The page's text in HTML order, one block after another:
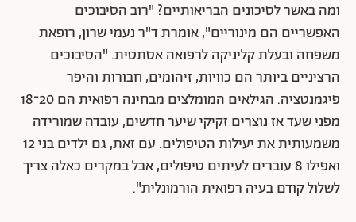
ומה באשר לסיכונים הבריאותיים? "רוב הסיבוכים
האפשריים הם מינוריים", אומרת ד"ר נעמי שרון, רופאת
משפחה ובעלת קליניקה לרפואה אסתטית. "הסיבוכים
הרציניים ביותר הם כוויות, זיהומים, חבורות והיפר
פיגמנטציה. הגילאים המומלצים מבחינה רפואית הם 20־18
מפני שעד אז נוצרים זקיקי שיער חדשים, עובדה שמורידה
משמעותית את יעילות הטיפולים. עם זאת, גם ילדים בני 12
ואפילו 8 עוברים לעיתים טיפולים, אבל במקרים כאלה צריך
לשלול קודם בעיה רפואית הורמונלית".